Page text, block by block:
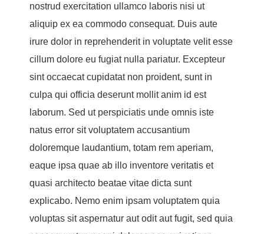
nostrud exercitation ullamco laboris nisi ut
aliquip ex ea commodo consequat. Duis aute
irure dolor in reprehenderit in voluptate velit esse
cillum dolore eu fugiat nulla pariatur. Excepteur
sint occaecat cupidatat non proident, sunt in
culpa qui officia deserunt mollit anim id est
laborum. Sed ut perspiciatis unde omnis iste
natus error sit voluptatem accusantium
doloremque laudantium, totam rem aperiam,
eaque ipsa quae ab illo inventore veritatis et
quasi architecto beatae vitae dicta sunt
explicabo. Nemo enim ipsam voluptatem quia
voluptas sit aspernatur aut odit aut fugit, sed quia